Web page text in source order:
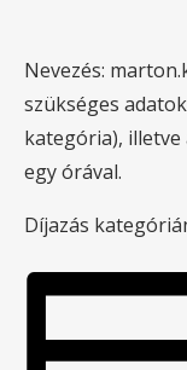
Nevezés:
szükséges
kategória),
egy órával.
Díjazás